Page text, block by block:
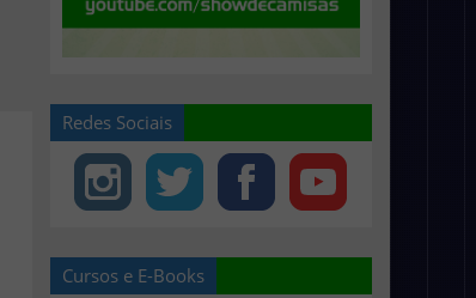
Redes Sociais
Cursos e E-Books